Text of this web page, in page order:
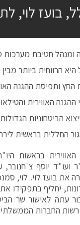
בועז לוי,
חטיבת מערכות
הרווחית ביותר
ותפיסת ההגנה
האווירית
הביטחוניות
החללית בראשית
האווירית בראשות
ועו"ד יוסף
בועז לוי. לוי,
יחליף בתפקידו
יעבור עתה
החברות